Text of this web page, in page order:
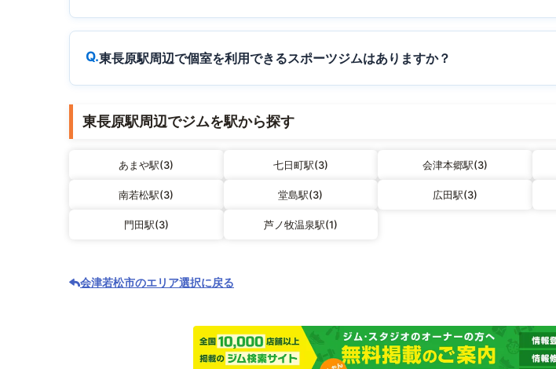
東長原駅周辺で個室を利用できるスポーツジムはありますか？
東長原駅周辺でジムを駅から探す
あまや駅(3) 七日町駅(3) 会津本郷駅(3)
南若松駅(3) 堂島駅(3) 広田駅(3)
門田駅(3) 芦ノ牧温泉駅(1)
会津若松市のエリア選択に戻る